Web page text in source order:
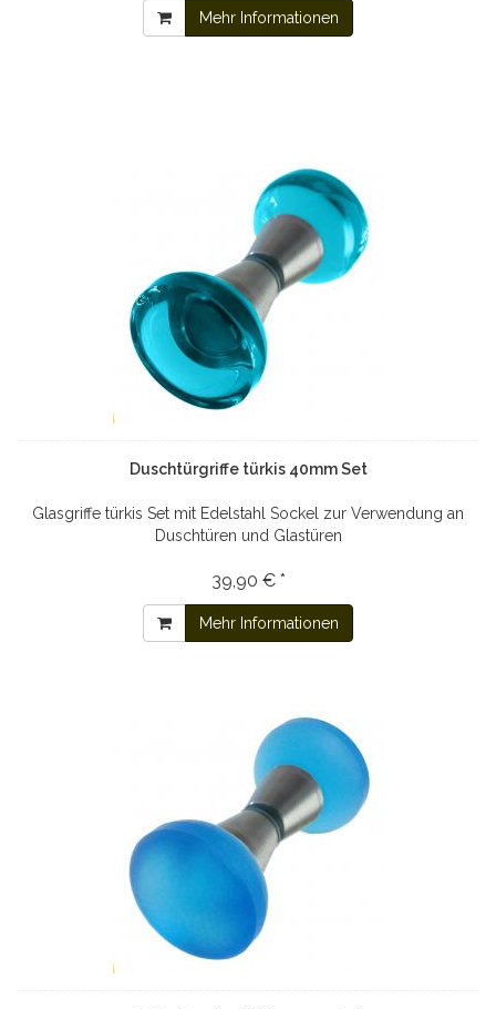
Mehr Informationen
Duschtürgriffe türkis 40mm Set
Glasgriffe türkis Set mit Edelstahl Sockel zur Verwendung an
Duschtüren und Glastüren
39,90 € *
Mehr Informationen